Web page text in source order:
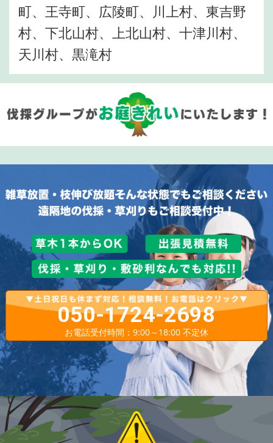
町、王寺町、広陵町、川上村、東吉野
村、下北山村、上北山村、十津川村、
天川村、黒滝村
050-1724-2698
お電話受付時間：9:00～18:00 不定休